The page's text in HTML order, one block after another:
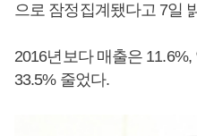
으로 잠정집계됐다고 7일
2016년보다 매출은
33.5% 줄었다.